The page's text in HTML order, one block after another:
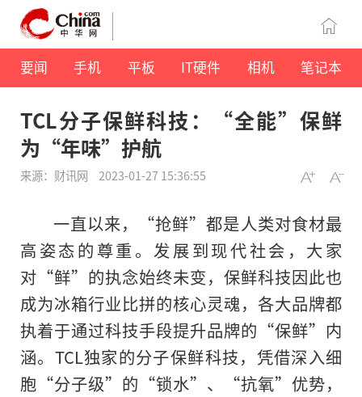
要闻 手机 平板 IT硬件 相机 笔记本
TCL分子保鲜科技：“全能”保鲜
为“年味”护航
来源：财讯网 2023-01-27 15:36:55
一直以来，“抢鲜”都是人类对食材最
高姿态的尊重。发展到现代社会，大家
对“鲜”的执念始终未变，保鲜科技因此也
成为冰箱行业比拼的核心灵魂，各大品牌都
执着于通过科技手段提升品牌的“保鲜”内
涵。TCL独家的分子保鲜科技，凭借深入细
胞“分子级”的“锁水”、“抗氧”优势，